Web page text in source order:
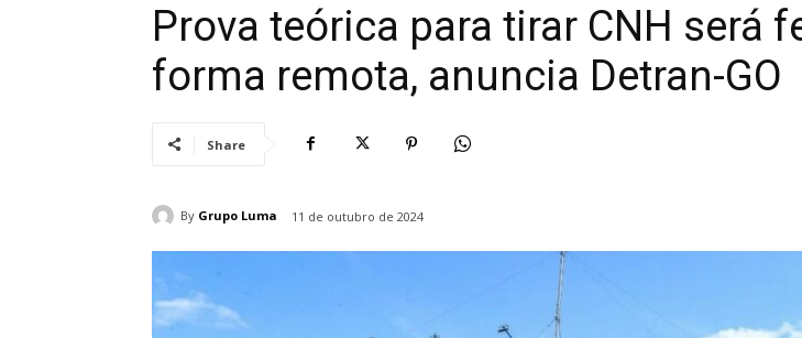
Prova teórica para tirar CNH será
forma remota, anuncia Detran-GO
Share
By Grupo Luma 11 de outubro de 2024